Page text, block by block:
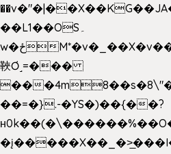
��L1��OS۔
w�ځM*�v�_��X�v����IGh�+$�G���]e�`�I�n��YzeU('Lr�2���l�Tnx��hm�B��,�,�E��_��ֲ
䩡Ơ˼=���
��
��=�}.-�YS�)��{��?